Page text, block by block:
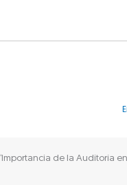
de la Auditoría